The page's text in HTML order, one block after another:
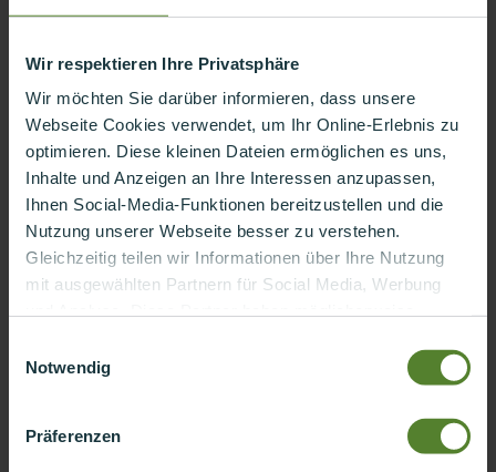
Wir respektieren Ihre Privatsphäre
Wir möchten Sie darüber informieren, dass unsere
Webseite Cookies verwendet, um Ihr Online-Erlebnis zu
optimieren. Diese kleinen Dateien ermöglichen es uns,
Inhalte und Anzeigen an Ihre Interessen anzupassen,
Ihnen Social-Media-Funktionen bereitzustellen und die
Nutzung unserer Webseite besser zu verstehen.
Gleichzeitig teilen wir Informationen über Ihre Nutzung
mit ausgewählten Partnern für Social Media, Werbung
Aktivitäten erhoben wurden. Ihre Zustimmung bedeutet
individueller. Vielen Dank, dass Sie unsere Webseite
nutzen.
Notwendig
Präferenzen
Jetzt kostenlos herunterladen!
Machen Sie den ersten Schritt in eine nachhaltigere und